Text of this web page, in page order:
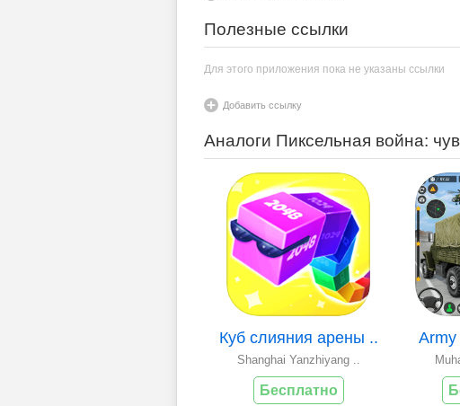
Полезные ссылки
Для этого приложения пока не указаны ссылки
Добавить ссылку
Аналоги Пиксельная война:
Куб слияния арены ..
Shanghai Yanzhiyang ..
Бесплатно
Army